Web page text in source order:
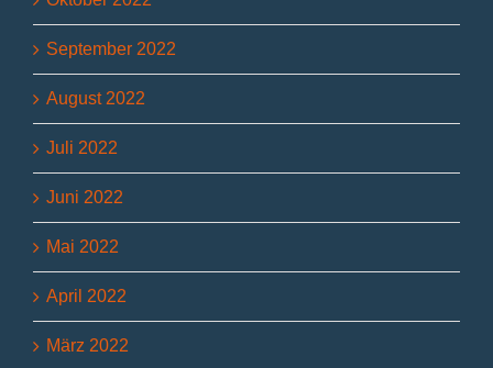
September 2022
August 2022
Juli 2022
Juni 2022
Mai 2022
April 2022
März 2022